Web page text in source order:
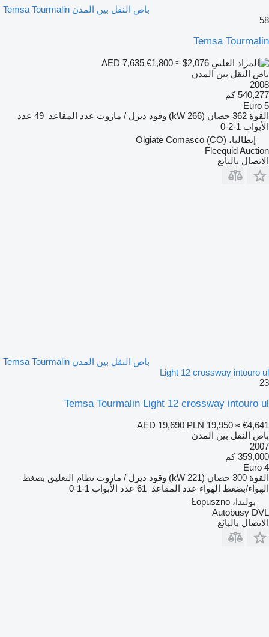
باص النقل بين المدن Temsa Tourmalin
58
Temsa Tourmalin
€1,800 ≈ $2,076
باص النقل بين المدن
2008
540,277 كم
Euro 5
القوة 362 حصان (266 kW) وقود ديزل / مازوت عدد المقاعد 49 عدد
الأبواب 1-2-0
إيطاليا، Olgiate Comasco (CO)
Fleequid Auction
الاتصال بالبائع
باص النقل بين المدن Temsa Tourmalin
Light 12 crossway intouro ul
23
Temsa Tourmalin Light 12 crossway intouro ul
AED 19,690 PLN 19,950 ≈ €4,641
باص النقل بين المدن
2007
359,000 كم
Euro 4
القوة 300 حصان (221 kW) وقود ديزل / مازوت نظام التعليق بضغط
الهواء/بضغط الهواء عدد المقاعد 61 عدد الأبواب 1-1-0
بولندا، Łopuszno
Autobusy DVL
الاتصال بالبائع